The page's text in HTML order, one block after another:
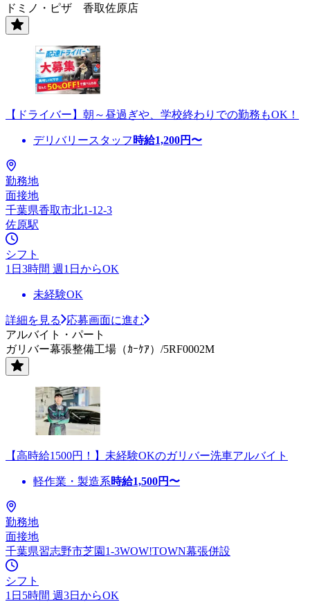
ドミノ・ピザ 香取佐原店
【ドライバー】朝～昼過ぎや、学校終わりでの勤務もOK！
デリバリースタッフ 時給1,200円〜
勤務地
面接地
千葉県香取市北1-12-3
佐原駅
シフト
1日3時間 週1日からOK
未経験OK
詳細を見る
応募画面に進む
アルバイト・パート
ガリバー幕張整備工場（ｶｰｹｱ）/5RF0002M
【高時給1500円！】未経験OKのガリバー洗車アルバイト
軽作業・製造系時給1,500円〜
勤務地
面接地
千葉県習志野市芝園1-3WOW!TOWN幕張併設
シフト
1日5時間 週3日からOK